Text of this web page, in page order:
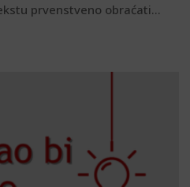
prvenstveno obraćati...